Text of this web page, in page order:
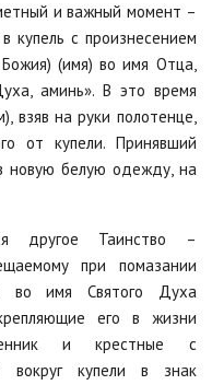
и важный момент –
купель с произнесением
(имя) во имя Отца,
аминь». В это время
взяв на руки полотенце,
от купели. Принявший
новую белую одежду, на
другое Таинство –
при помазании
во имя Святого Духа
его в жизни
и крестные с
вокруг купели в знак